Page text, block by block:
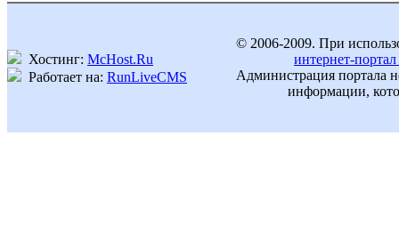
Хостинг: McHost.Ru
Работает на: RunLiveCMS
© 2006-2009. При
интернет-
Администрация портала
информации,